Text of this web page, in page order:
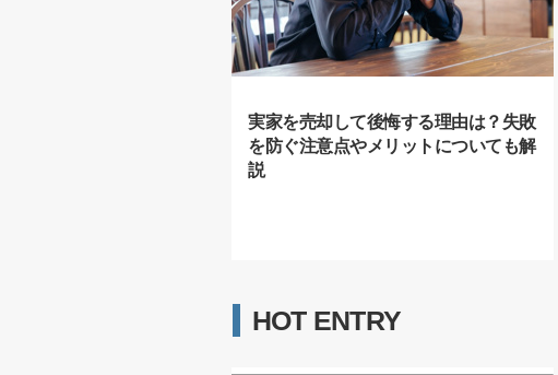
実家を売却して後悔する理由は？失敗
を防ぐ注意点やメリットについても解
説
HOT ENTRY